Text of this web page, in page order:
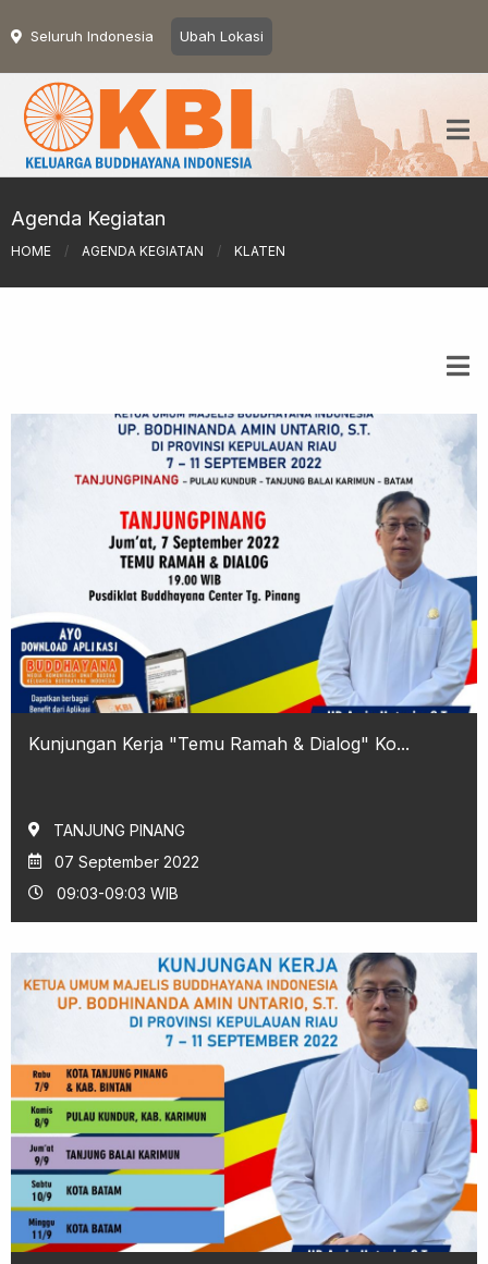
Seluruh Indonesia Ubah Lokasi
Agenda Kegiatan
HOME / AGENDA KEGIATAN / KLATEN
Kunjungan Kerja "Temu Ramah & Dialog" Ko...
TANJUNG PINANG
07 September 2022
09:03-09:03 WIB